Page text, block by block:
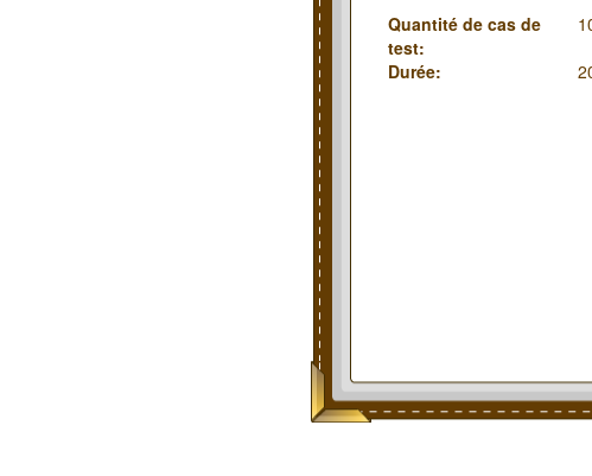
Quantité de cas de
test:
Durée: